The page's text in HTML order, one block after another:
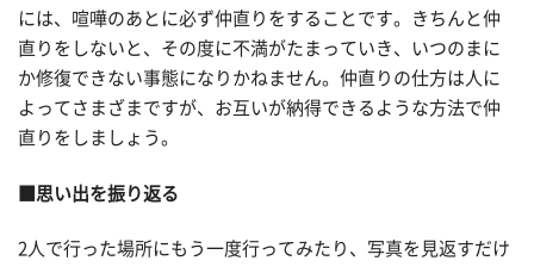
には、喧嘩のあとに必ず仲直りをすることです。きちんと仲
直りをしないと、その度に不満がたまっていき、いつのまに
か修復できない事態になりかねません。仲直りの仕方は人に
よってさまざまですが、お互いが納得できるような方法で仲
直りをしましょう。
■思い出を振り返る
2人で行った場所にもう一度行ってみたり、写真を見返すだけ